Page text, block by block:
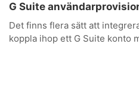
G Suite
Det finns flera sätt att
koppla ihop ett G Suite konto